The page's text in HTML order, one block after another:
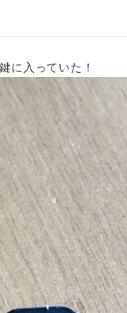
に入っていた！